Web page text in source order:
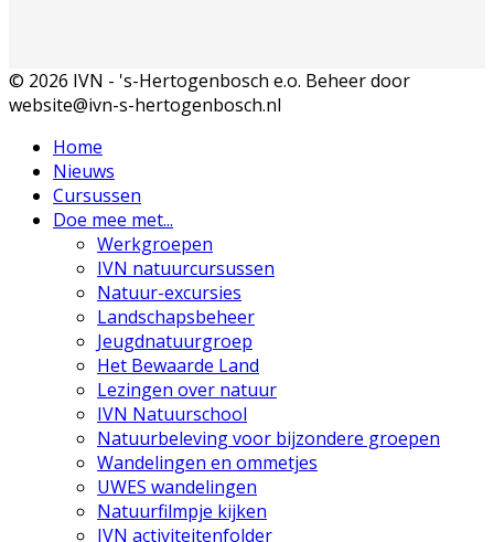
© 2026 IVN - 's-Hertogenbosch e.o. Beheer door
website@ivn-s-hertogenbosch.nl
Home
Nieuws
Cursussen
Doe mee met...
Werkgroepen
IVN natuurcursussen
Natuur-excursies
Landschapsbeheer
Jeugdnatuurgroep
Het Bewaarde Land
Lezingen over natuur
IVN Natuurschool
Natuurbeleving voor bijzondere groepen
Wandelingen en ommetjes
UWES wandelingen
Natuurfilmpje kijken
IVN activiteitenfolder